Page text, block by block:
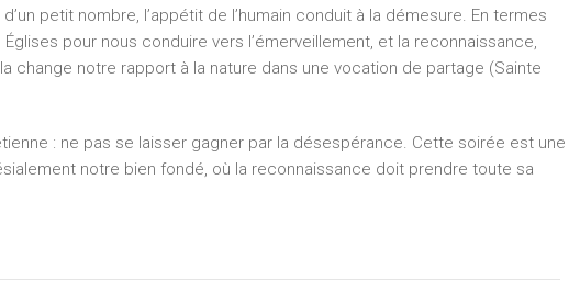
petit nombre, l’appétit de l’humain conduit à la démesure. En termes
pour nous conduire vers l’émerveillement, et la recon­naissance,
change notre rapport à la nature dans une vocation de partage (Sainte
: ne pas se laisser gagner par la désespérance. Cette soirée est une
notre bien fondé, où la reconnaissance doit prendre toute sa